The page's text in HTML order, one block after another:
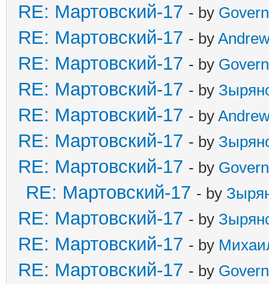
RE: Мартовский-17 - by
RE: Мартовский-17 - by
RE: Мартовский-17 - by
RE: Мартовский-17 - by
RE: Мартовский-17 - by
RE: Мартовский-17 - by
RE: Мартовский-17 - by
RE: Мартовский-17 - by
RE: Мартовский-17 - by
RE: Мартовский-17 - by
RE: Мартовский-17 - by